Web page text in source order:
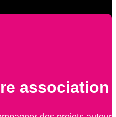
association